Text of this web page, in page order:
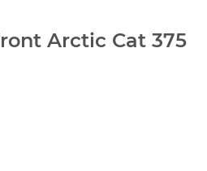
Arctic Cat 375